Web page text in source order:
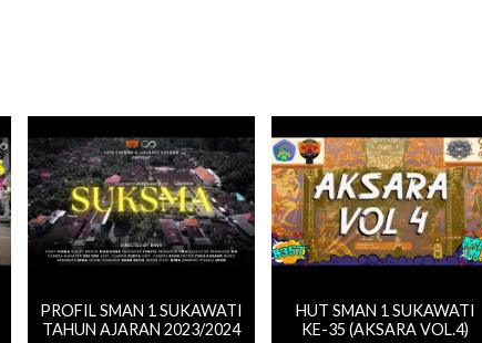
PROFIL SMAN 1 SUKAWATI
TAHUN AJARAN 2023/2024
HUT SMAN 1 SUKAWATI
KE-35 (AKSARA VOL.4)